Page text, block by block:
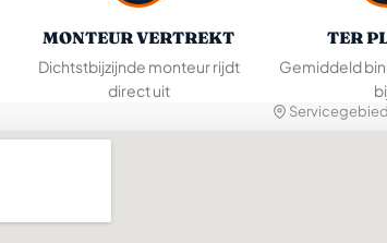
MONTEUR VERTREKT
Dichtstbijzijnde monteur rijdt
direct uit
TER
Gemiddeld